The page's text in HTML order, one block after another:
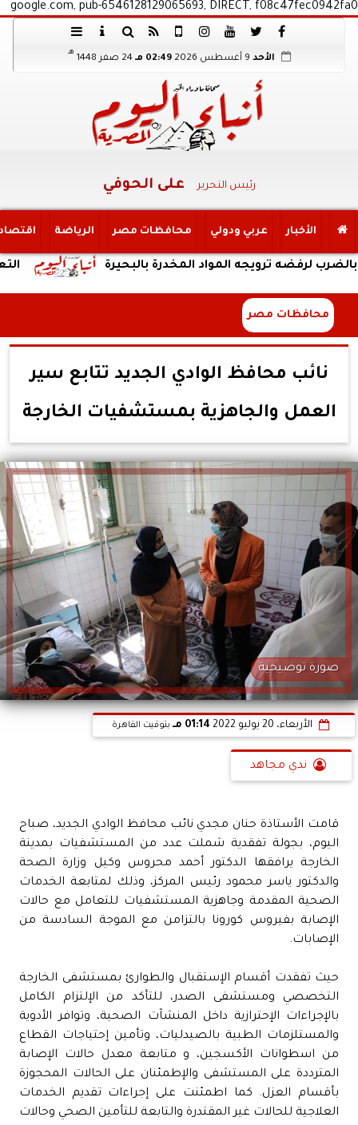
google.com, pub-6546128129065693, DIRECT, f08c47fec0942fa0
الأحد 02:49 مـ 24 صفر 1448
هـ
رئيس التحرير على الحوفي
الأخبار عربي ودولي محافظات مصر الرياضة
التعليم المواد المخدرة بالبحيرة
محافظات مصر
نائب محافظ الوادي الجديد تتابع سير
العمل والجاهزية بمستشفيات الخارجة
صورة توضيحية
الأربعاء، 20 يوليو 2022 01:14 مـ بتوقيت القاهرة
ندي مجاهد
قامت الأستاذة حنان مجدي نائب محافظ الوادي الجديد، صباح
اليوم، بجولة تفقدية شملت عدد من المستشفيات بمدينة
الخارجة يرافقها الدكتور أحمد محروس وكيل وزارة الصحة
والدكتور ياسر محمود رئيس المركز، وذلك لمتابعة الخدمات
الصحية المقدمة وجاهزية المستشفيات للتعامل مع حالات
الإصابة بفيروس كورونا بالتزامن مع الموجة السادسة من
الإصابات.
حيث تفقدت أقسام الإستقبال والطوارئ بمستشفى الخارجة
التخصصي ومستشفى الصدر، للتأكد من الإلتزام الكامل
بالإجراءات الإحترازية داخل المنشآت الصحية، وتوافر الأدوية
والمستلزمات الطبية بالصيدليات، وتأمين إحتياجات القطاع
من اسطوانات الأكسجين، و متابعة معدل حالات الإصابة
المترددة على المستشفى والإطمئنان على الحالات المحجوزة
بأقسام العزل. كما اطمئنت على إجراءات تقديم الخدمات
العلاجية للحالات غير المقتدرة والتابعة للتأمين الصحي وحالات